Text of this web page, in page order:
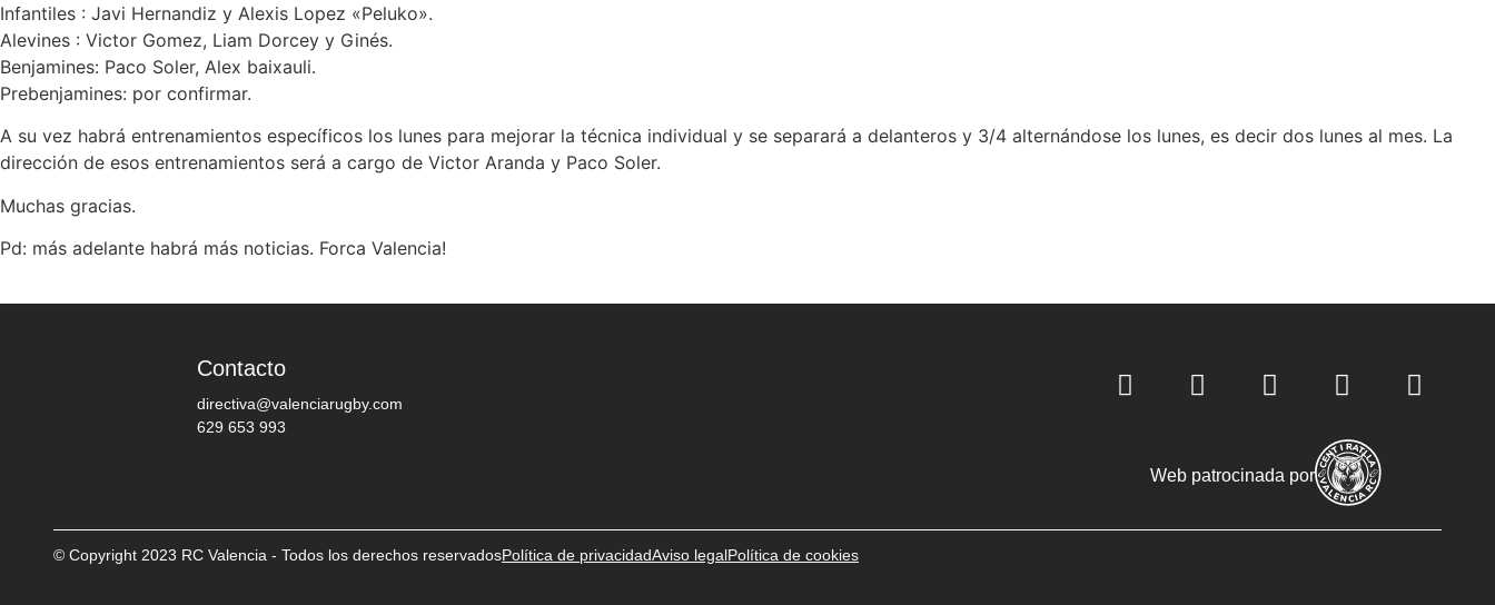
Infantiles : Javi Hernandiz y Alexis Lopez «Peluko».
Alevines : Victor Gomez, Liam Dorcey y Ginés.
Benjamines: Paco Soler, Alex baixauli.
Prebenjamines: por confirmar.
A su vez habrá entrenamientos específicos los lunes para mejorar la técnica individual y se separará a delanteros y 3/4 alternándose los lunes, es decir dos lunes al mes. La
dirección de esos entrenamientos será a cargo de Victor Aranda y Paco Soler.
Muchas gracias.
Pd: más adelante habrá más noticias. Forca Valencia!
Contacto
directiva@valenciarugby.com
629 653 993
Web patrocinada por
© Copyright 2023 RC Valencia - Todos los derechos reservadosPolítica de privacidadAviso legalPolítica de cookies